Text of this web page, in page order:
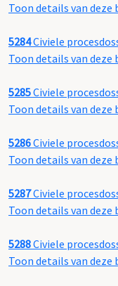
Toon details van deze
5284Civiele
Toon details van deze
5285Civiele
Toon details van deze
5286Civiele
Toon details van deze
5287Civiele
Toon details van deze
5288Civiele
Toon details van deze